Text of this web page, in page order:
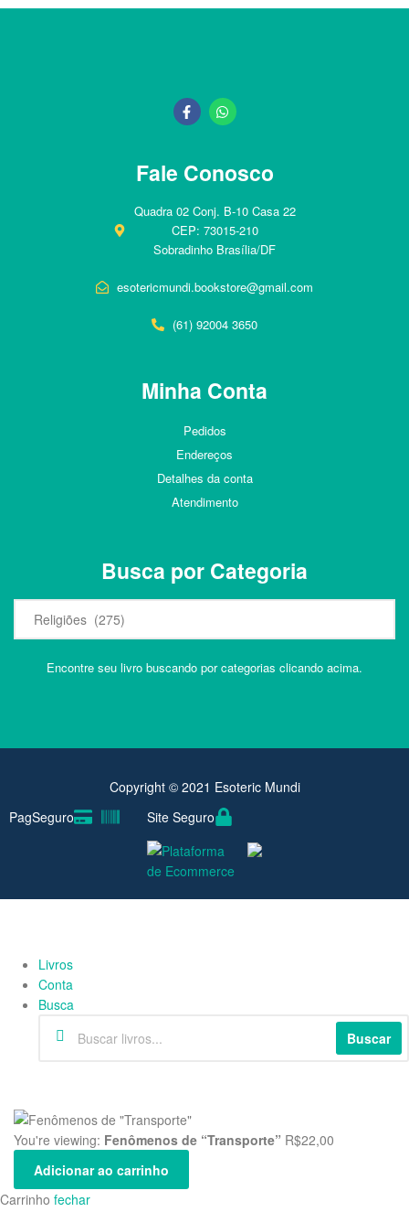
Fale Conosco
Quadra 02 Conj. B-10 Casa 22
CEP: 73015-210
Sobradinho Brasília/DF
esotericmundi.bookstore@gmail.com
(61) 92004 3650
Minha Conta
Pedidos
Endereços
Detalhes da conta
Atendimento
Busca por Categoria
Encontre seu livro buscando por categorias clicando acima.
Copyright © 2021 Esoteric Mundi
PagSeguro
Site Seguro
Livros
Conta
Busca
Buscar
You're viewing: Fenômenos de “Transporte” R$22,00
Adicionar ao carrinho
Carrinho fechar